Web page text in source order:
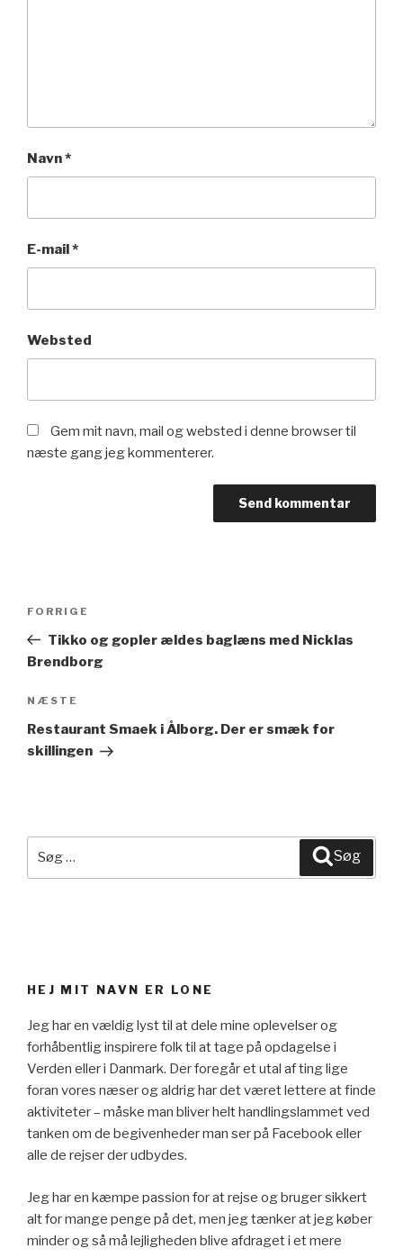
Navn*
E-mail *
Websted
Gem mit navn, mail og websted i denne browser til
næste gang jeg kommenterer.
Indlægsnavigation
Forrige
indlæg
FORRIGE
Tikko og gopler ældes baglæns med Nicklas
Brendborg
Næste
indlæg
NÆSTE
Restaurant Smaek i Ålborg. Der er smæk for
skillingen
efter:
Søg
HEJ MIT NAVN ER LONE
Jeg har en vældig lyst til at dele mine oplevelser og
forhåbentlig inspirere folk til at tage på opdagelse i
Verden eller i Danmark. Der foregår et utal af ting lige
foran vores næser og aldrig har det været lettere at finde
aktiviteter – måske man bliver helt handlingslammet ved
tanken om de begivenheder man ser på Facebook eller
alle de rejser der udbydes.
Jeg har en kæmpe passion for at rejse og bruger sikkert
alt for mange penge på det, men jeg tænker at jeg køber
minder og så må lejligheden blive afdraget i et mere